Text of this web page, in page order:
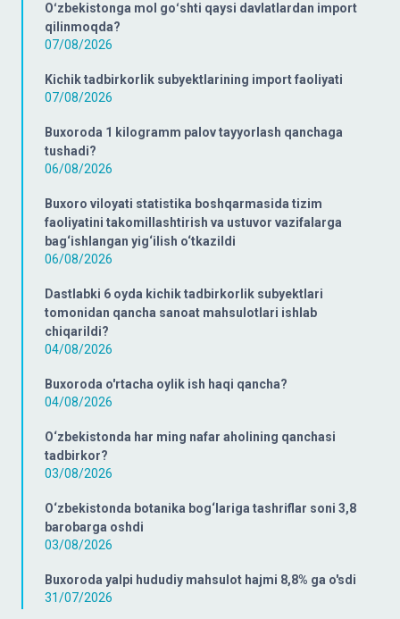
Oʻzbekistonga mol goʻshti qaysi davlatlardan import
qilinmoqda?
07/08/2026
Kichik tadbirkorlik subyektlarining import faoliyati
07/08/2026
Buxoroda 1 kilogramm palov tayyorlash qanchaga
tushadi?
06/08/2026
Buxoro viloyati statistika boshqarmasida tizim
faoliyatini takomillashtirish va ustuvor vazifalarga
bag‘ishlangan yig‘ilish o‘tkazildi
06/08/2026
Dastlabki 6 oyda kichik tadbirkorlik subyektlari
tomonidan qancha sanoat mahsulotlari ishlab
chiqarildi?
04/08/2026
Buxoroda o'rtacha oylik ish haqi qancha?
04/08/2026
O‘zbekistonda har ming nafar aholining qanchasi
tadbirkor?
03/08/2026
O‘zbekistonda botanika bog‘lariga tashriflar soni 3,8
barobarga oshdi
03/08/2026
Buxoroda yalpi hududiy mahsulot hajmi 8,8% ga o'sdi
31/07/2026